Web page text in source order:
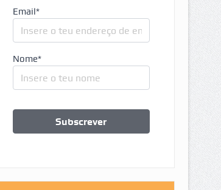
Email*
Nome*